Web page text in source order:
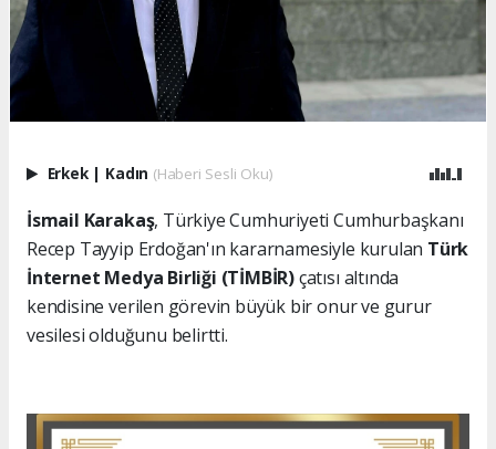
Erkek | Kadın (Haberi Sesli Oku)
İsmail Karakaş, Türkiye Cumhuriyeti Cumhurbaşkanı
Recep Tayyip Erdoğan'ın kararnamesiyle kurulan Türk
İnternet Medya Birliği (TİMBİR)çatısı altında
kendisine verilen görevin büyük bir onur ve gurur
vesilesi olduğunu belirtti.